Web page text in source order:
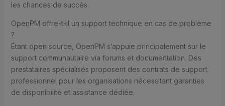
les chances de succès.
OpenPM offre-t-il un support technique en cas de problème
?
Étant open source, OpenPM s’appuie principalement sur le
support communautaire via forums et documentation. Des
prestataires spécialisés proposent des contrats de support
professionnel pour les organisations nécessitant garanties
de disponibilité et assistance dédiée.